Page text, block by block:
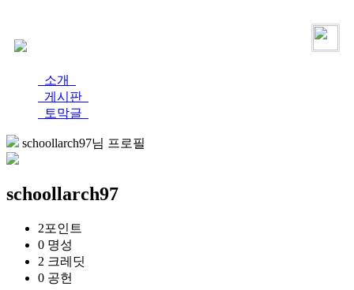
소개
게시판
토막글
schoollarch97님 프로필
schoollarch97
2포인트
0 명성
2 크레딧
0 공헌